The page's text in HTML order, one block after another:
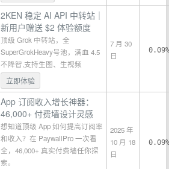
2KEN 稳定 AI API 中转站｜
新用户赠送 $2 体验额度
顶级 Grok 中转站，全
SuperGrokHeavy号池，满血 4.5
不降智,支持生图、生视频
立即体验
7 月 30
日
0.09%
App 订阅收入增长神器：
46,000+ 付费墙设计灵感
想知道顶级 App 如何提高订阅率
和收入？在 PaywallPro 一次看
全，46,000+ 真实付费墙任你探
索。
2025 年
10 月 18
日
0.09%